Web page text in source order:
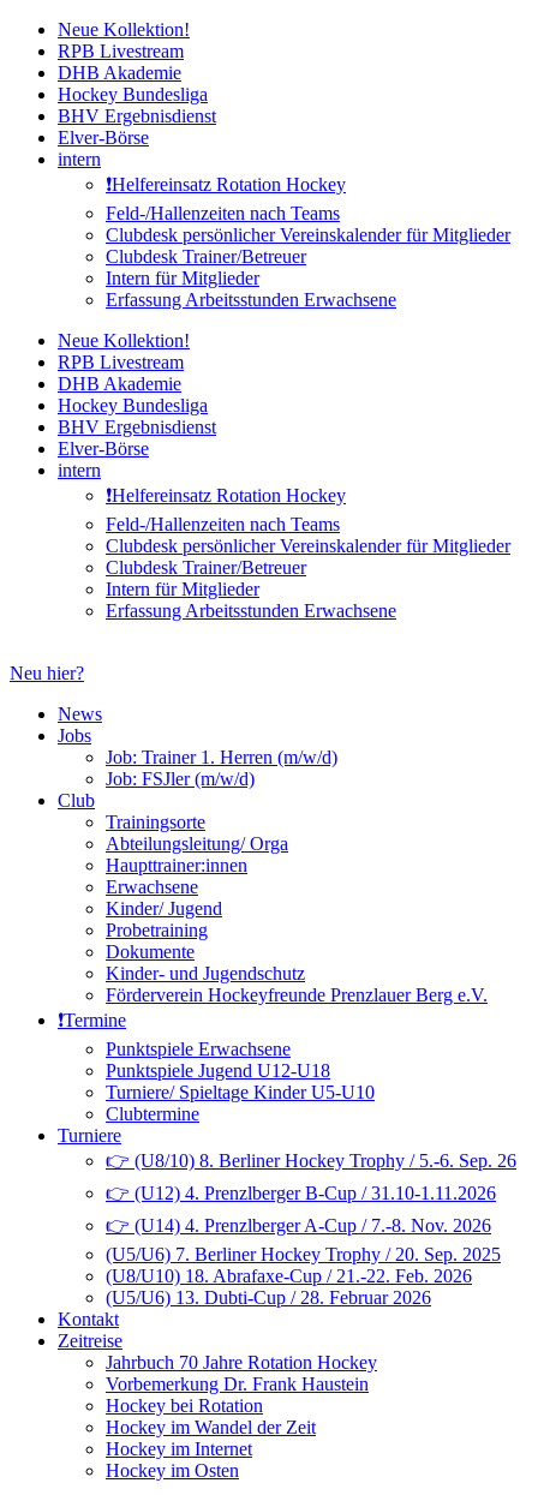
Zum
Inhalt
springen
Neue Kollektion!
RPB Livestream
DHB Akademie
Hockey Bundesliga
BHV Ergebnisdienst
Elver-Börse
intern
❗️Helfereinsatz Rotation Hockey
Feld-/Hallenzeiten nach Teams
Clubdesk persönlicher Vereinskalender für Mitglieder
Clubdesk Trainer/Betreuer
Intern für Mitglieder
Erfassung Arbeitsstunden Erwachsene
Neue Kollektion!
RPB Livestream
DHB Akademie
Hockey Bundesliga
BHV Ergebnisdienst
Elver-Börse
intern
❗️Helfereinsatz Rotation Hockey
Feld-/Hallenzeiten nach Teams
Clubdesk persönlicher Vereinskalender für Mitglieder
Clubdesk Trainer/Betreuer
Intern für Mitglieder
Erfassung Arbeitsstunden Erwachsene
Neu hier?
News
Jobs
Job: Trainer 1. Herren (m/w/d)
Job: FSJler (m/w/d)
Club
Trainingsorte
Abteilungsleitung/ Orga
Haupttrainer:innen
Erwachsene
Kinder/ Jugend
Probetraining
Dokumente
Kinder- und Jugendschutz
Förderverein Hockeyfreunde Prenzlauer Berg e.V.
❗️Termine
Punktspiele Erwachsene
Punktspiele Jugend U12-U18
Turniere/ Spieltage Kinder U5-U10
Clubtermine
Turniere
👉 (U8/10) 8. Berliner Hockey Trophy / 5.-6. Sep. 26
👉 (U12) 4. Prenzlberger B-Cup / 31.10-1.11.2026
👉 (U14) 4. Prenzlberger A-Cup / 7.-8. Nov. 2026
(U5/U6) 7. Berliner Hockey Trophy / 20. Sep. 2025
(U8/U10) 18. Abrafaxe-Cup / 21.-22. Feb. 2026
(U5/U6) 13. Dubti-Cup / 28. Februar 2026
Kontakt
Zeitreise
Jahrbuch 70 Jahre Rotation Hockey
Vorbemerkung Dr. Frank Haustein
Hockey bei Rotation
Hockey im Wandel der Zeit
Hockey im Internet
Hockey im Osten